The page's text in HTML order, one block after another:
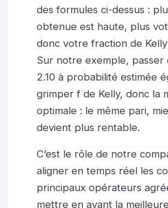
des formules ci-dessus :
obtenue est haute, plus
donc votre fraction de
Sur notre exemple, passer
2.10 à probabilité estimée
grimper f de Kelly, donc la
optimale : le même pari,
devient plus rentable.
C’est le rôle de notre
aligner en temps réel les
principaux opérateurs
mettre en avant la